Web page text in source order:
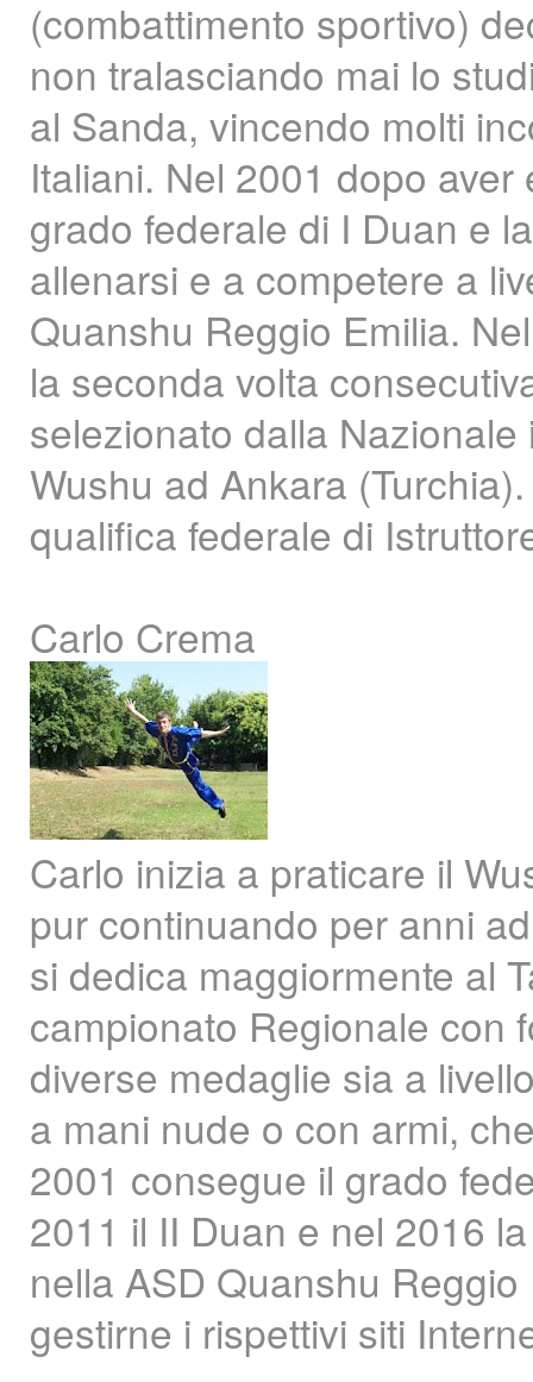
(combattimento sportivo)
non tralasciando mai lo
al Sanda, vincendo molti
Italiani. Nel 2001 dopo
grado federale di I Duan e
allenarsi e a competere a
Quanshu Reggio Emilia.
la seconda volta
selezionato dalla
Wushu ad Ankara
qualifica federale di
Carlo Crema
Carlo inizia a praticare il
pur continuando per anni
si dedica maggiormente al
campionato Regionale con
diverse medaglie sia a
a mani nude o con armi,
2001 consegue il grado
2011 il II Duan e nel 2016
nella ASD Quanshu
gestirne i rispettivi siti